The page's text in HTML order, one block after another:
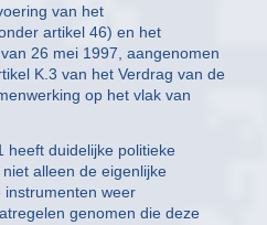
van het
artikel 46) en het
26 mei 1997, aangenomen
K.3 van het Verdrag van de
op het vlak van
heeft duidelijke politieke
alleen de eigenlijke
instrumenten weer
genomen die deze